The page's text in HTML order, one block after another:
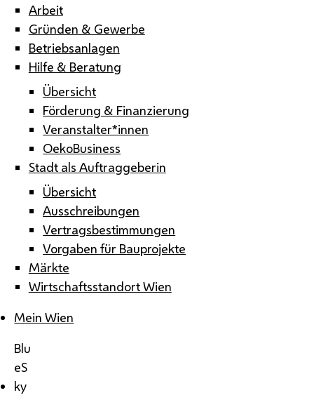
Arbeit
Gründen & Gewerbe
Betriebsanlagen
Hilfe & Beratung
Übersicht
Förderung & Finanzierung
Veranstalter*innen
OekoBusiness
Stadt als Auftraggeberin
Übersicht
Ausschreibungen
Vertragsbestimmungen
Vorgaben für Bauprojekte
Märkte
Wirtschaftsstandort Wien
Mein Wien
Blu
eS
ky